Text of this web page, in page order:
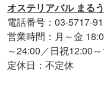
オステリアバル まる
電話番号：03-5717-
営業時間：月～金
～24:00／日祝12:00
定休日：不定休